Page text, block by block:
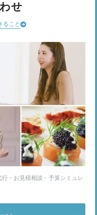
せ
ること
・お見積相談・予算シミュレ